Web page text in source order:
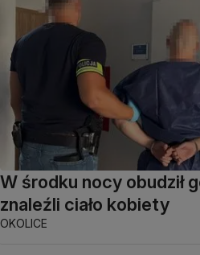
W środku nocy obudził
znaleźli ciało kobiety
OKOLICE